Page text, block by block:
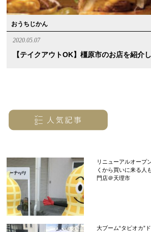
おうちじかん
2020.05.07
【テイクアウトOK】橿原市のお店を紹介
リニューアルオープ
くから買いに来る人
門店＠天理市
大ブーム“タピオカ”